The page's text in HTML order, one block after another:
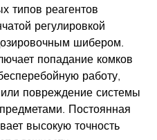
типов реагентов
регулировкой
шибером.
попадание комков
работу,
повреждение системы
Постоянная
высокую точность